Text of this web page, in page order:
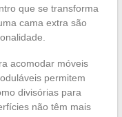
que se transforma
cama extra são
acomodar móveis
permitem
divisórias para
não têm mais